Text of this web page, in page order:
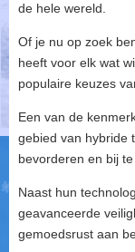
de hele wereld.
Of je nu op zoek
heeft voor elk wat
populaire keuzes
Een van de
gebied van hybride
bevorderen en bij
Naast hun
geavanceerde
gemoedsrust aan